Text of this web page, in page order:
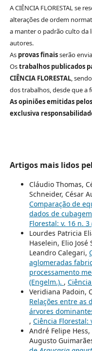
A CIÊNCIA FLORESTAL se
alterações de ordem
a manter o padrão culto da
autores.
As provas finaisserão
Ostrabalhos publicados
CIÊNCIA FLORESTAL,
dos trabalhos, desde que a
As opiniões emitidas
exclusiva
Artigos mais lidos
Cláudio Thomas,
Schneider, César
Comparação de
dados de
Florestal: v. 16 n. 3
Lourdes Patricia
Haselein, Elio
Leandro Calegari,
aglomeradas
processamento
(Engelm.). ,
Veridiana Padoin,
Relações entre as
árvores
, Ciência Florestal:
André Felipe
Augusto